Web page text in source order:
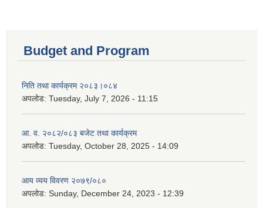
Budget and Program
निति तथा कार्यक्रम २०८३।०८४
अपलोड: Tuesday, July 7, 2026 - 11:15
आ. व. २०८२/०८३ बजेट तथा कार्यक्रम
अपलोड: Tuesday, October 28, 2025 - 14:09
आय व्यय विवरण २०७९/०८०
अपलोड: Sunday, December 24, 2023 - 12:39